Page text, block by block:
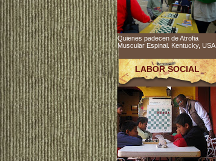
Quienes padecen de Atrofia
Muscular Espinal. Kentucky, USA
LABOR SOCIAL